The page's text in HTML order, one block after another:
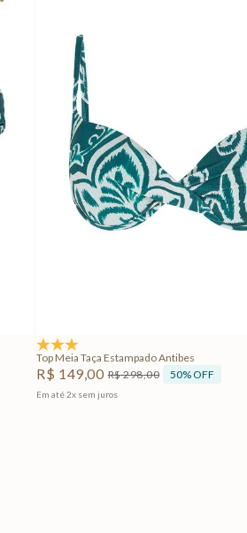
Top Meia Taça Estampado Antibes
R$ 149,00 R$298,00 50% OFF
Em até2x sem juros